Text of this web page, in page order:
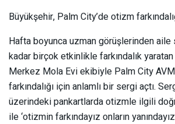
Büyükşehir, Palm City’de otizm
Hafta boyunca uzman görüşlerinden
kadar birçok etkinlikle farkındalık
Merkez Mola Evi ekibiyle Palm City
farkındalığı için anlamlı bir sergi açtı.
üzerindeki pankartlarda otizmle ilgili
ile ‘otizmin farkındayız onların